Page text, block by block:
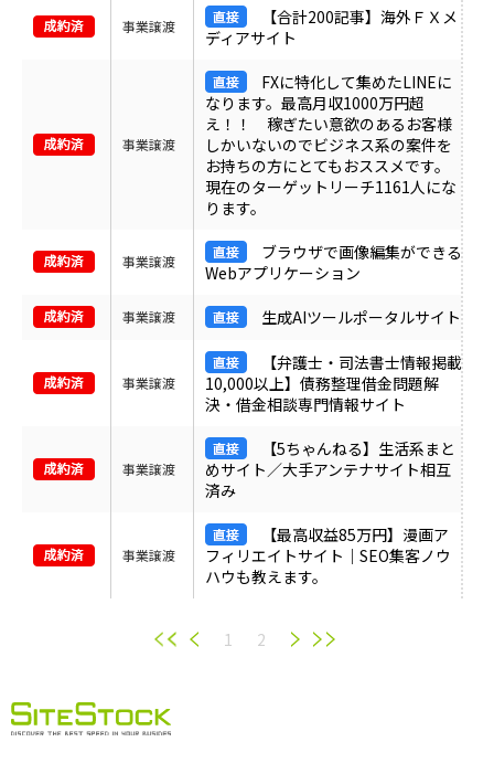
事業譲渡
【合計200記事】海外ＦＸメ
ディアサイト
事業譲渡
FXに特化して集めたLINEに
なります。最高月収1000万円超
え！！ 稼ぎたい意欲のあるお客様
しかいないのでビジネス系の案件を
お持ちの方にとてもおススメです。
現在のターゲットリーチ1161人にな
ります。
事業譲渡
ブラウザで画像編集ができる
Webアプリケーション
事業譲渡 生成AIツールポータルサイト
事業譲渡
【弁護士・司法書士情報掲載
10,000以上】債務整理借金問題解
決・借金相談専門情報サイト
事業譲渡
【5ちゃんねる】生活系まと
めサイト／大手アンテナサイト相互
済み
事業譲渡
【最高収益85万円】漫画ア
フィリエイトサイト｜SEO集客ノウ
ハウも教えます。
1 2